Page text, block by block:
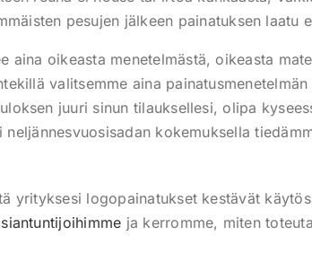
pesujen jälkeen painatuksen laatu
aina oikeasta menetelmästä, oikeasta
valitsemme aina
juuri sinun tilauksellesi, olipa
kokemuksella
yrityksesi logopainatukset kestävät
ja kerromme, miten